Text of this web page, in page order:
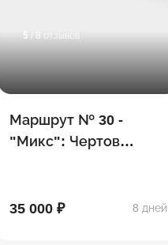
5 / 8 отзывов
Маршрут № 30 -
"Микс": Чертов
перевал, водопады
35 000 ₽ 8 дней